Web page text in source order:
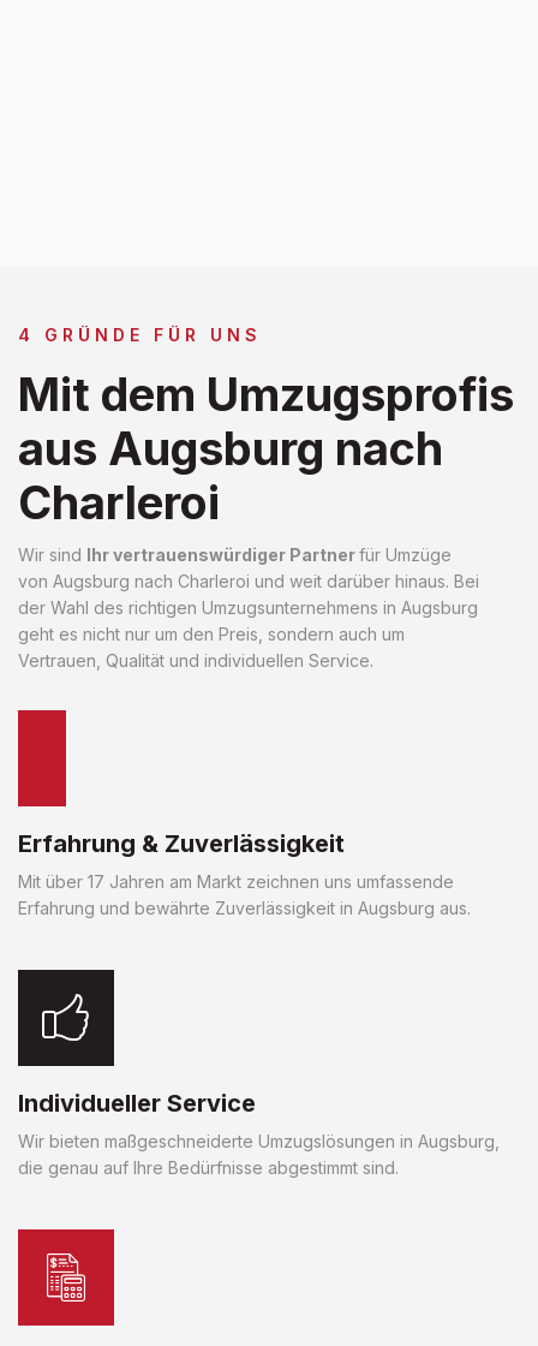
4 GRÜNDE FÜR UNS
Mit dem Umzugsprofis
aus Augsburg nach
Charleroi
Wir sind Ihr vertrauenswürdiger Partnerfür Umzüge
von Augsburg nach Charleroi und weit darüber hinaus. Bei
der Wahl des richtigen Umzugsunternehmens in Augsburg
geht es nicht nur um den Preis, sondern auch um
Vertrauen, Qualität und individuellen Service.
Erfahrung & Zuverlässigkeit
Mit über 17 Jahren am Markt zeichnen uns umfassende
Erfahrung und bewährte Zuverlässigkeit in Augsburg aus.
Individueller Service
Wir bieten maßgeschneiderte Umzugslösungen in Augsburg,
die genau auf Ihre Bedürfnisse abgestimmt sind.